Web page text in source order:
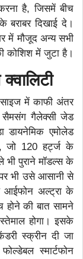
है, जिसमें बीच
बराबर दिखाई दे।
में मौजूद अन्य सभी
कोशिश में जुटा है।
में काफी अंतर
सैमसंग गैलेक्सी जेड
एमोलेड
जो 120 हर्ट्ज के
भी पुराने मॉडल्स के
भी उसे आसानी से
आईफोन अल्ट्रा के
होने की बात सामने
होगा। इसके
स्क्रीन दी जा
स्मार्टफोन